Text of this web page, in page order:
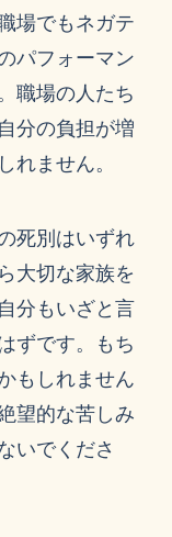
場でもネガテ
パフォーマン
職場の人たち
分の負担が増
れません。
死別はいずれ
大切な家族を
分もいざと言
ずです。もち
もしれません
望的な苦しみ
いでくださ